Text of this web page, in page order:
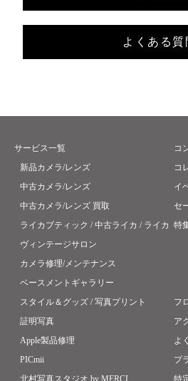
よくある質
サービス一覧
新品カメラ/レンズ
中古カメラ/レンズ
中古カメラ/レンズ 買取
ライカブティック / 中古ライカ / ライカ
ヴィンテージサロン
カメラ修理/メンテナンス
ベースメントギャラリー
スタイル＆グッズ / 写真プリント
証明写真
Apple製品修理
PICmii
北村写真スタジオ by MERCI
コ
コ
イ
セ
特
フ
ア
よ
プ
特